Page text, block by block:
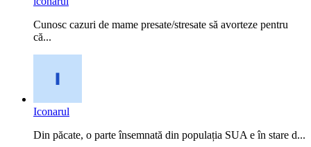
Cunosc cazuri de mame presate/stresate să avorteze pentru
că...
Iconarul
Din păcate, o parte însemnată din populația SUA e în stare d...